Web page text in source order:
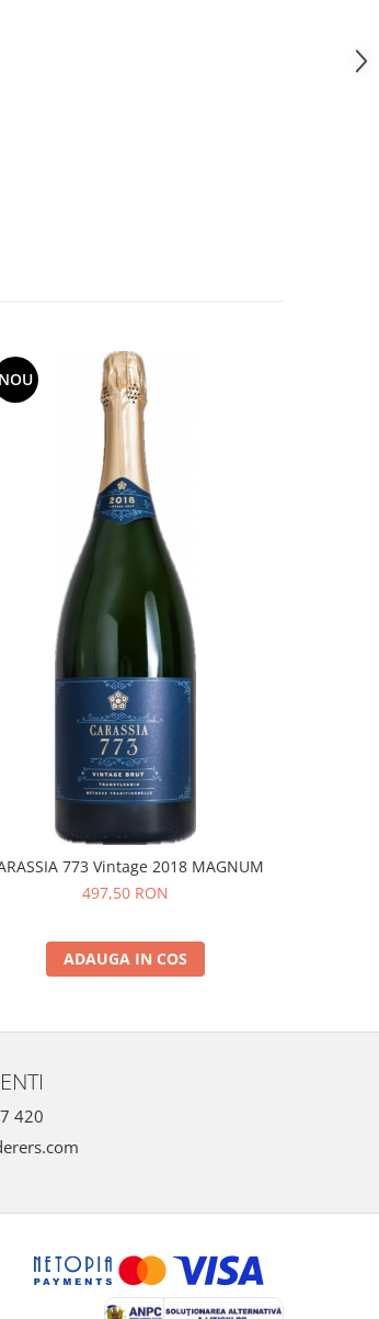
NOU
773 Vintage 2018 MAGNUM
497,50 RON
ADAUGA IN COS
420